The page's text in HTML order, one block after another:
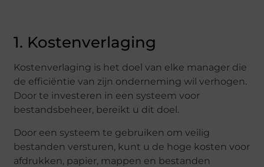
1. Kostenverlaging
Kostenverlaging is het doel van elke manager die
de efficiëntie van zijn onderneming wil verhogen.
Door te investeren in een systeem voor
bestandsbeheer, bereikt u dit doel.
Door een systeem te gebruiken om veilig
bestanden versturen, kunt u de hoge kosten voor
afdrukken, papier, mappen en bestanden